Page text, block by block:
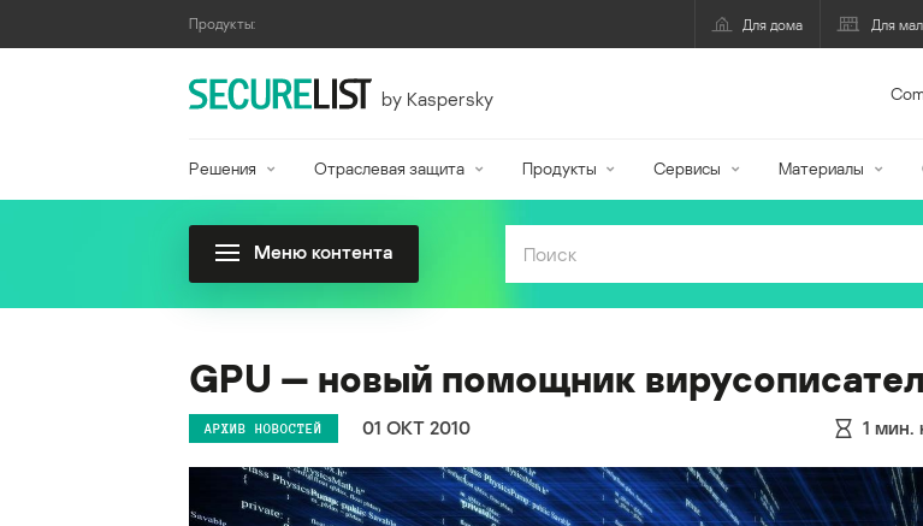
Продукты: Для дома Для
by Kaspersky
Решения Отраслевая защита Продукты Сервисы Материалы
Меню контента
GPU — новый помощник
АРХИВ НОВОСТЕЙ 01 ОКТ 2010 1 мин.